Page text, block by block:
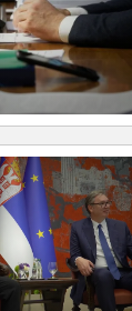
Ноябрьск
Пуровский
Салехард
Тарко-Сале
Тазовский
Ямальский